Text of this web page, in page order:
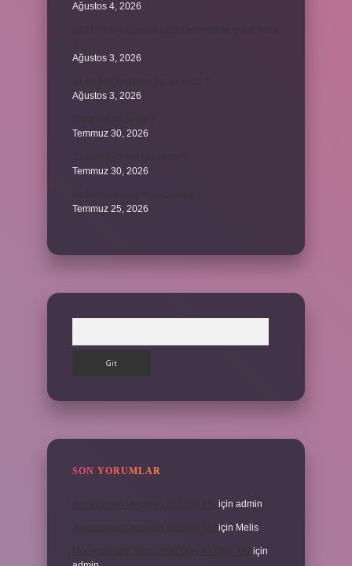
Ağustos 4, 2026
Ağustos 3, 2026
Ağustos 3, 2026
Temmuz 30, 2026
Temmuz 30, 2026
Temmuz 25, 2026
SON YORUMLAR
için admin
için Melis
için